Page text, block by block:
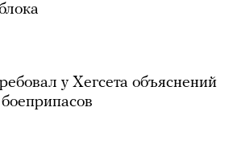
у Хегсета объяснений